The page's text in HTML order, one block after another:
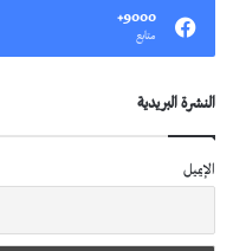
9000+
متابع
النشرة البريدية
الإيميل